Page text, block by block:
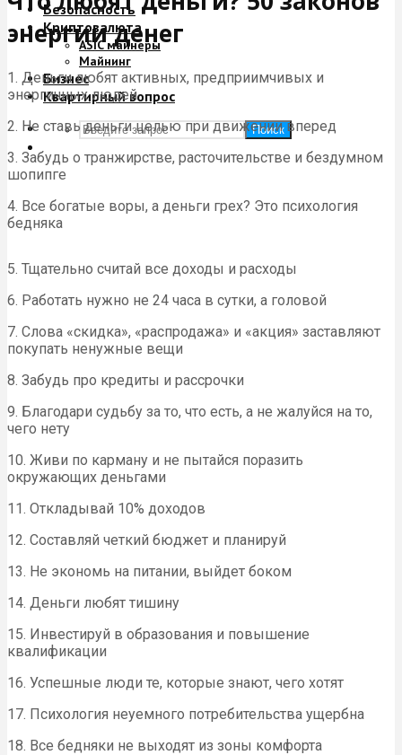
Безопасность
Криптовалюта
ASIC майнеры
Майнинг
Бизнес
Квартирный вопрос
Поиск
энергии денег
1. Деньги любят активных, предприимчивых и
энергичных людей
2. Не ставь деньги целью при движении вперед
3. Забудь о транжирстве, расточительстве и бездумном
шопипге
4. Все богатые воры, а деньги грех? Это психология
бедняка
5. Тщательно считай все доходы и расходы
6. Работать нужно не 24 часа в сутки, а головой
7. Слова «скидка», «распродажа» и «акция» заставляют
покупать ненужные вещи
8. Забудь про кредиты и рассрочки
9. Благодари судьбу за то, что есть, а не жалуйся на то,
чего нету
10. Живи по карману и не пытайся поразить
окружающих деньгами
11. Откладывай 10% доходов
12. Составляй четкий бюджет и планируй
13. Не экономь на питании, выйдет боком
14. Деньги любят тишину
15. Инвестируй в образования и повышение
квалификации
16. Успешные люди те, которые знают, чего хотят
17. Психология неуемного потребительства ущербна
18. Все бедняки не выходят из зоны комфорта